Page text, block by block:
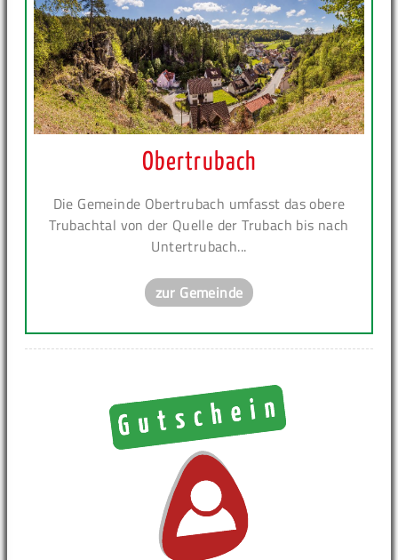
Obertrubach
Die Gemeinde Obertrubach umfasst das obere
Trubachtal von der Quelle der Trubach bis nach
Untertrubach...
zur Gemeinde